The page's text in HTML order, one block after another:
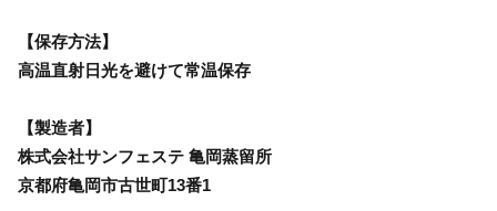
【保存方法】
高温直射日光を避けて常温保存
【製造者】
株式会社サンフェステ 亀岡蒸留所
京都府亀岡市古世町13番1